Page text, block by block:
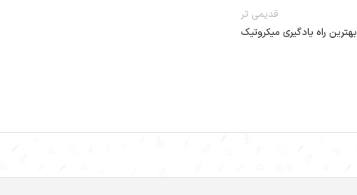
قدیمی تر
بهترین راه یادگیری میکروتیک